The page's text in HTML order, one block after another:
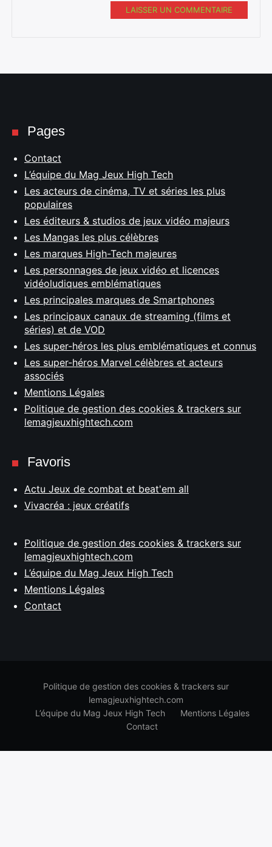
LAISSER UN COMMENTAIRE
Pages
Contact
L’équipe du Mag Jeux High Tech
Les acteurs de cinéma, TV et séries les plus
populaires
Les éditeurs & studios de jeux vidéo majeurs
Les Mangas les plus célèbres
Les marques High-Tech majeures
Les personnages de jeux vidéo et licences
vidéoludiques emblématiques
Les principales marques de Smartphones
Les principaux canaux de streaming (films et
séries) et de VOD
Les super-héros les plus emblématiques et connus
Les super-héros Marvel célèbres et acteurs
associés
Mentions Légales
Politique de gestion des cookies & trackers sur
lemagjeuxhightech.com
Favoris
Actu Jeux de combat et beat'em all
Vivacréa : jeux créatifs
Politique de gestion des cookies & trackers sur
lemagjeuxhightech.com
L’équipe du Mag Jeux High Tech
Mentions Légales
Contact
Politique de gestion des cookies & trackers sur
lemagjeuxhightech.com
L’équipe du Mag Jeux High Tech
Mentions Légales
Contact
Rechercher
: